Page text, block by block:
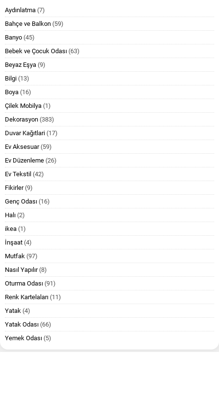
Aydınlatma (7)
Bahçe ve Balkon (59)
Banyo (45)
Bebek ve Çocuk Odası (63)
Beyaz Eşya (9)
Bilgi (13)
Boya (16)
Çilek Mobilya (1)
Dekorasyon (383)
Duvar Kağıtlari (17)
Ev Aksesuar(59)
Ev Düzenleme (26)
Ev Tekstil (42)
Fikirler(9)
Genç Odası (16)
Halı (2)
ikea (1)
İnşaat (4)
Mutfak (97)
Nasıl Yapılır(8)
Oturma Odası (91)
Renk Kartelaları (11)
Yatak (4)
Yatak Odası (66)
Yemek Odası (5)